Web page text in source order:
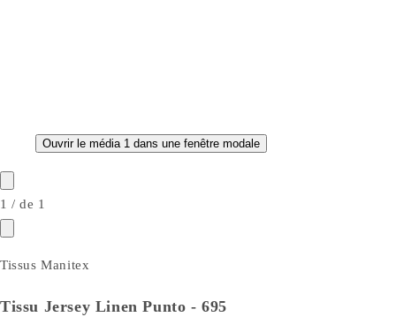
Ouvrir le média 1 dans une fenêtre modale
1 /de 1
Tissus Manitex
Tissu Jersey Linen Punto - 695